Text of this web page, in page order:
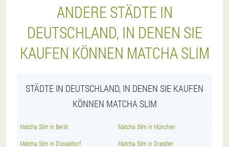
ANDERE STÄDTE IN
DEUTSCHLAND, IN DENEN SIE
KAUFEN KÖNNEN MATCHA SLIM
STÄDTE IN DEUTSCHLAND, IN DENEN SIE KAUFEN
KÖNNEN MATCHA SLIM
Matcha Slim in Berlin Matcha Slim in München
Matcha Slim in Düsseldorf Matcha Slim in Dresden